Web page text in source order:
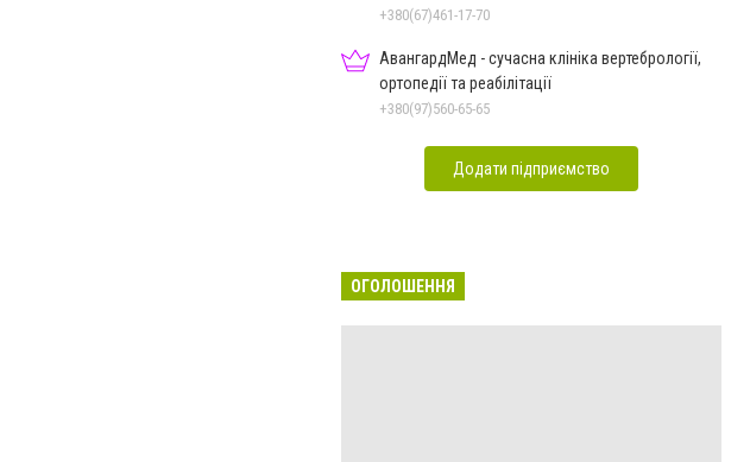
+380(67)461-17-70
АвангардМед - сучасна клініка вертебрології,
ортопедії та реабілітації
+380(97)560-65-65
Додати підприємство
ОГОЛОШЕННЯ